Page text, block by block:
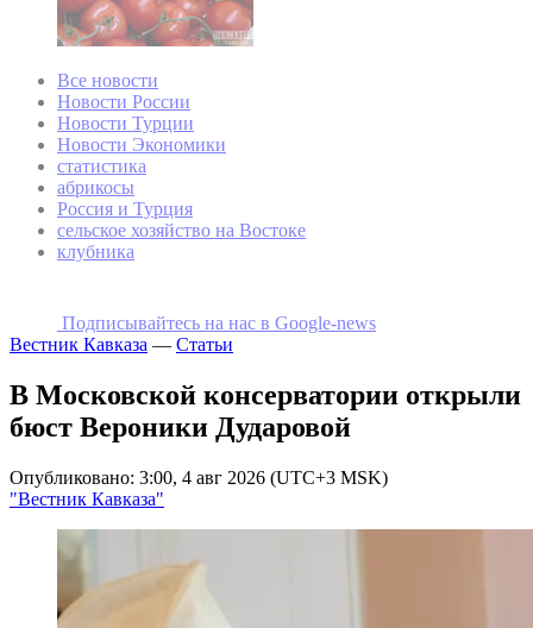
Все новости
Новости России
Новости Турции
Новости Экономики
статистика
абрикосы
Россия и Турция
сельское хозяйство на Востоке
клубника
Подписывайтесь на наc в Google-news
Вестник Кавказа — Статьи
В Московской консерватории открыли
бюст Вероники Дударовой
Опубликовано: 3:00, 4 авг 2026 (UTC+3 MSK)
"Вестник Кавказа"